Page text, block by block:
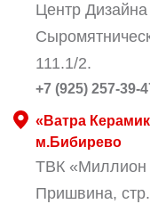
Центр
111.1/2.
+7 (925) 257-39-
«Ватра
м.Бибирево
ТВК «Миллион
Пришвина,